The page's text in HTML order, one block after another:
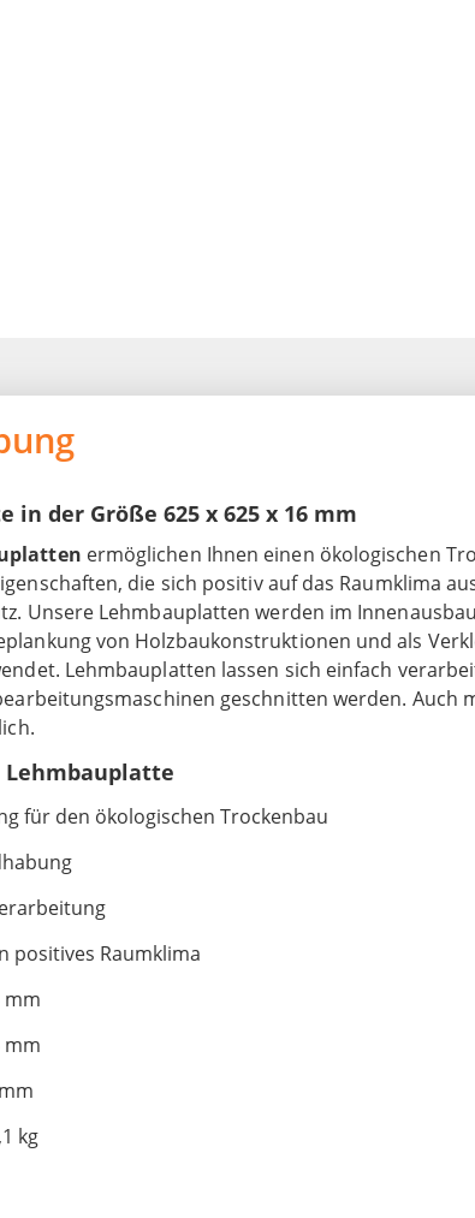
in der Größe 625 x 625 x 16 mm
ermöglichen Ihnen einen ökologischen
die sich positiv auf das Raumklima
Unsere Lehmbauplatten werden im
von Holzbaukonstruktionen und als
Lehmbauplatten lassen sich einfach
geschnitten werden. Auch
Lehmbauplatte
für den ökologischen Trockenbau
positives Raumklima
mm
mm
kg